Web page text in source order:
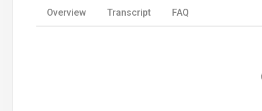
Overview Transcript FAQ